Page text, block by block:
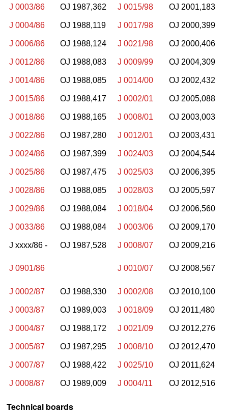
J 0003/86 OJ 1987,362 J 0015/98 OJ 2001,183
J 0004/86 OJ 1988,119 J 0017/98 OJ 2000,399
J 0006/86 OJ 1988,124 J 0021/98 OJ 2000,406
J 0012/86 OJ 1988,083 J 0009/99 OJ 2004,309
J 0014/86 OJ 1988,085 J 0014/00 OJ 2002,432
J 0015/86 OJ 1988,417 J 0002/01 OJ 2005,088
J 0018/86 OJ 1988,165 J 0008/01 OJ 2003,003
J 0022/86 OJ 1987,280 J 0012/01 OJ 2003,431
J 0024/86 OJ 1987,399 J 0024/03 OJ 2004,544
J 0025/86 OJ 1987,475 J 0025/03 OJ 2006,395
J 0028/86 OJ 1988,085 J 0028/03 OJ 2005,597
J 0029/86 OJ 1988,084 J 0018/04 OJ 2006,560
J 0033/86 OJ 1988,084 J 0003/06 OJ 2009,170
J xxxx/86 - OJ 1987,528 J 0008/07 OJ 2009,216
J 0901/86 J 0010/07 OJ 2008,567
J 0002/87 OJ 1988,330 J 0002/08 OJ 2010,100
J 0003/87 OJ 1989,003 J 0018/09 OJ 2011,480
J 0004/87 OJ 1988,172 J 0021/09 OJ 2012,276
J 0005/87 OJ 1987,295 J 0008/10 OJ 2012,470
J 0007/87 OJ 1988,422 J 0025/10 OJ 2011,624
J 0008/87 OJ 1989,009 J 0004/11 OJ 2012,516
Technical boards